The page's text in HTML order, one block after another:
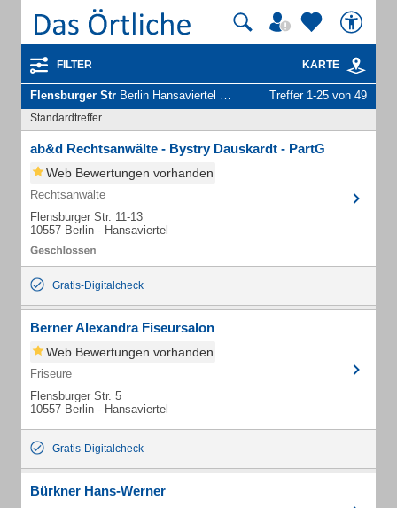
FILTER KARTE
Flensburger Str Berlin Hansaviertel - Unternehmen und Personen Treffer 1-25 von 49
Standardtreffer
ab&d Rechtsanwälte - Bystry Dauskardt - PartG
Web Bewertungen vorhanden
Rechtsanwälte
Flensburger Str. 11-13
10557 Berlin - Hansaviertel
Gratis-Digitalcheck
Berner Alexandra Fiseursalon
Web Bewertungen vorhanden
Friseure
Flensburger Str. 5
10557 Berlin - Hansaviertel
Gratis-Digitalcheck
Bürkner Hans-Werner